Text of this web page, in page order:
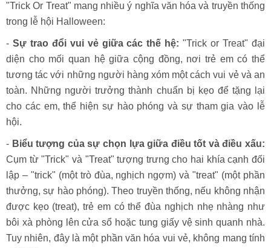
"Trick Or Treat" mang nhiều ý nghĩa văn hóa và truyền thống
trong lễ hội Halloween:
- Sự trao đổi vui vẻ giữa các thế hệ: "Trick or Treat" đại
diện cho mối quan hệ giữa cộng đồng, nơi trẻ em có thể
tương tác với những người hàng xóm một cách vui vẻ và an
toàn. Những người trưởng thành chuẩn bị kẹo để tặng lại
cho các em, thể hiện sự hào phóng và sự tham gia vào lễ
hội.
- Biểu tượng của sự chọn lựa giữa điều tốt và điều xấu:
Cụm từ "Trick" và "Treat" tượng trưng cho hai khía cạnh đối
lập – "trick" (một trò đùa, nghịch ngợm) và "treat" (một phần
thưởng, sự hào phóng). Theo truyền thống, nếu không nhận
được kẹo (treat), trẻ em có thể đùa nghịch nhẹ nhàng như
bôi xà phòng lên cửa sổ hoặc tung giấy vệ sinh quanh nhà.
Tuy nhiên, đây là một phần văn hóa vui vẻ, không mang tính